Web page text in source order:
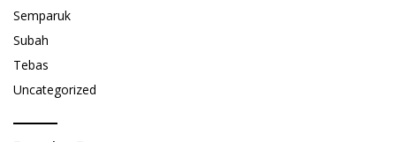
Semparuk
Subah
Tebas
Uncategorized